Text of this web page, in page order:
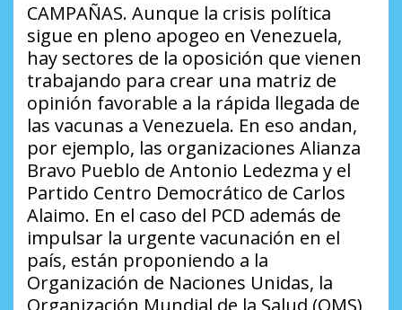
CAMPAÑAS. Aunque la crisis política
sigue en pleno apogeo en Venezuela,
hay sectores de la oposición que vienen
trabajando para crear una matriz de
opinión favorable a la rápida llegada de
las vacunas a Venezuela. En eso andan,
por ejemplo, las organizaciones Alianza
Bravo Pueblo de Antonio Ledezma y el
Partido Centro Democrático de Carlos
Alaimo. En el caso del PCD además de
impulsar la urgente vacunación en el
país, están proponiendo a la
Organización de Naciones Unidas, la